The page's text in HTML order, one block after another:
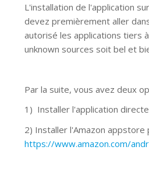
L'installation de l'application
devez premièrement aller
autorisé les applications tiers
unknown sources soit bel et
Par la suite, vous avez deux
1) Installer l'application
2) Installer l'Amazon appstore
https://www.amazon.com/